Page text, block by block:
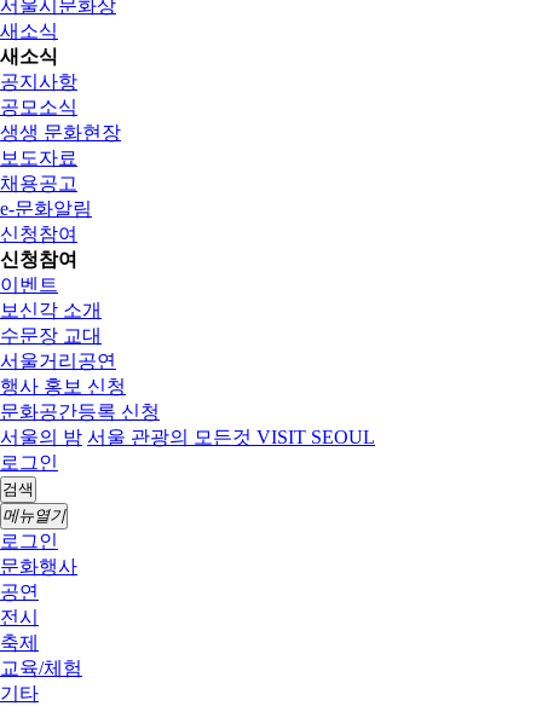
서울시문화상
새소식
새소식
공지사항
공모소식
생생 문화현장
보도자료
채용공고
e-문화알림
신청참여
신청참여
이벤트
보신각 소개
수문장 교대
서울거리공연
행사 홍보 신청
문화공간등록 신청
서울의 밤 서울 관광의 모든것 VISIT SEOUL
로그인
검색
메뉴열기
로그인
문화행사
공연
전시
축제
교육/체험
기타